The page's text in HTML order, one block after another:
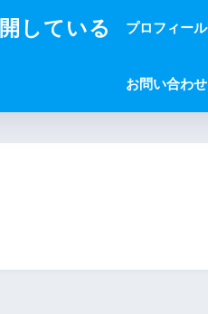
している プロフィール
お問い合わせ